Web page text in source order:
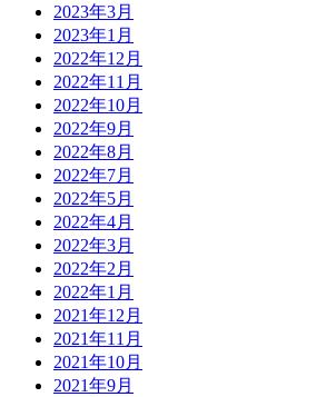
2023年3月
2023年1月
2022年12月
2022年11月
2022年10月
2022年9月
2022年8月
2022年7月
2022年5月
2022年4月
2022年3月
2022年2月
2022年1月
2021年12月
2021年11月
2021年10月
2021年9月